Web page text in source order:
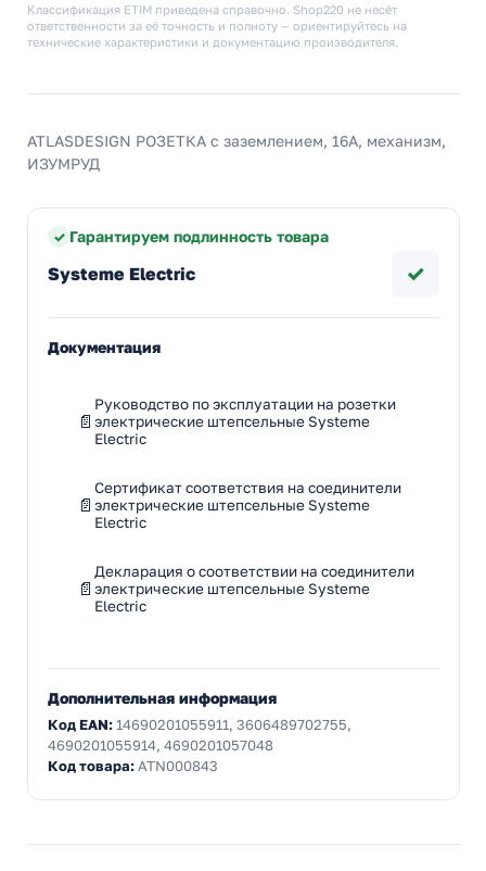
Классификация ETIM приведена справочно. Shop220 не несёт
ответственности за её точность и полноту — ориентируйтесь на
технические характеристики и документацию производителя.
ATLASDESIGN РОЗЕТКА с заземлением, 16А, механизм,
ИЗУМРУД
Гарантируем подлинность товара
Systeme Electric ✓
Документация
Руководство по эксплуатации на розетки
электрические штепсельные Systeme
Electric
Сертификат соответствия на соединители
электрические штепсельные Systeme
Electric
Декларация о соответствии на соединители
электрические штепсельные Systeme
Electric
Дополнительная информация
Код EAN:14690201055911, 3606489702755,
4690201055914, 4690201057048
Код товара:ATN000843